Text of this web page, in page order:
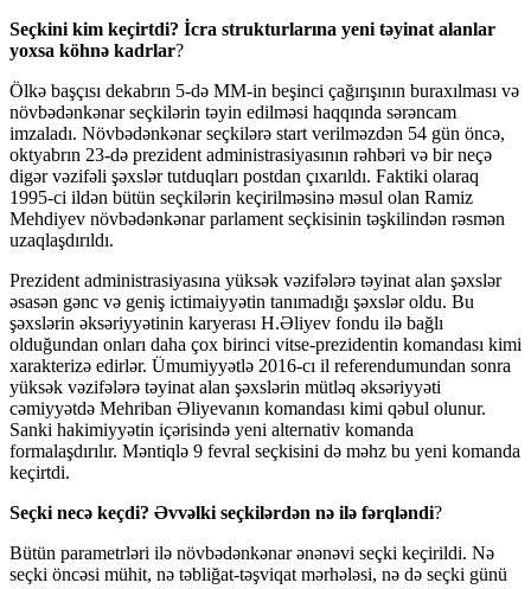
Seçkini kim keçirtdi? İcra strukturlarına yeni təyinat alanlar
yoxsa köhnə kadrlar?
Ölkə başçısı dekabrın 5-də MM-in beşinci çağırışının buraxılması və
növbədənkənar seçkilərin təyin edilməsi haqqında sərəncam
imzaladı. Növbədənkənar seçkilərə start verilməzdən 54 gün öncə,
oktyabrın 23-də prezident administrasiyasının rəhbəri və bir neçə
digər vəzifəli şəxslər tutduqları postdan çıxarıldı. Faktiki olaraq
1995-ci ildən bütün seçkilərin keçirilməsinə məsul olan Ramiz
Mehdiyev növbədənkənar parlament seçkisinin təşkilindən rəsmən
uzaqlaşdırıldı.
Prezident administrasiyasına yüksək vəzifələrə təyinat alan şəxslər
əsasən gənc və geniş ictimaiyyətin tanımadığı şəxslər oldu. Bu
şəxslərin əksəriyyətinin karyerası H.Əliyev fondu ilə bağlı
olduğundan onları daha çox birinci vitse-prezidentin komandası kimi
xarakterizə edirlər. Ümumiyyətlə 2016-cı il referendumundan sonra
yüksək vəzifələrə təyinat alan şəxslərin mütləq əksəriyyəti
cəmiyyətdə Mehriban Əliyevanın komandası kimi qəbul olunur.
Sanki hakimiyyətin içərisində yeni alternativ komanda
formalaşdırılır. Məntiqlə 9 fevral seçkisini də məhz bu yeni komanda
keçirtdi.
Seçki necə keçdi? Əvvəlki seçkilərdən nə ilə fərqləndi?
Bütün parametrləri ilə növbədənkənar ənənəvi seçki keçirildi. Nə
seçki öncəsi mühit, nə təbliğat-təşviqat mərhələsi, nə də seçki günü